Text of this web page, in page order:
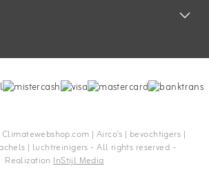
| Airco's | bevochtigers |
| luchtreinigers - All rights reserved -
RealizationInStijl Media